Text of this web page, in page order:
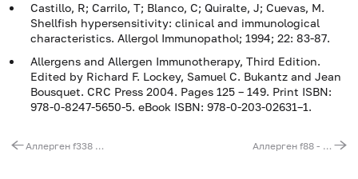
Castillo, R; Carrilo, T; Blanco, C; Quiralte, J; Cuevas, M.
Shellfish hypersensitivity: clinical and immunological
characteristics. Allergol Immunopathol; 1994; 22: 83-87.
Allergens and Allergen Immunotherapy, Third Edition.
Edited by Richard F. Lockey, Samuel C. Bukantz and Jean
Bousquet. CRC Press 2004. Pages 125 – 149. Print ISBN:
978-0-8247-5650-5. eBook ISBN: 978-0-203-02631–1.
Аллерген f338 - гребешок, IgG Аллерген f88 - баранина, IgG